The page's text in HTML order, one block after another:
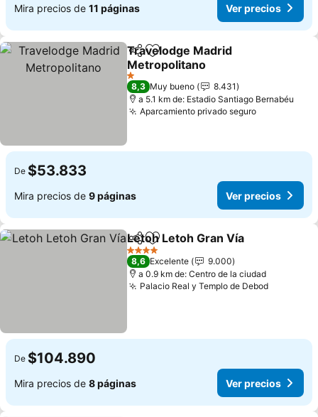
Mira precios de 11 páginas Ver precios
Compartir
Agregar a favoritos
Travelodge Madrid
Metropolitano
Ver precios
1 Estrellas
8,3 Muy bueno
8.431
a 5.1 km de: Estadio Santiago Bernabéu
Aparcamiento privado seguroVer precios
De $53.833
Mira precios de 9 páginas Ver precios
CompartirAgregar a favoritos
Letoh Letoh Gran Vía
4 Estrellas
8,6 Excelente
9.000
a 0.9 km de: Centro de la ciudad
Palacio Real y Templo de DebodVer
De $104.890
Mira precios de 8 páginas Ver precios